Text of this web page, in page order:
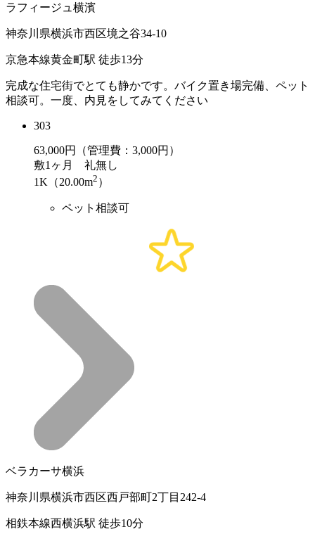
ラフィージュ横濱
神奈川県横浜市西区境之谷34-10
京急本線黄金町駅 徒歩13分
完成な住宅街でとても静かです。バイク置き場完備、ペット
相談可。一度、内見をしてみてください
303
63,000円（管理費：3,000円）
敷1ヶ月 礼無し
1K（20.00m2 ）
ペット相談可
ベラカーサ横浜
神奈川県横浜市西区西戸部町2丁目242-4
相鉄本線西横浜駅 徒歩10分